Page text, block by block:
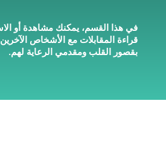
في هذا القسم، يمكنك مشاهدة أو
قراءة المقابلات مع الأشخاص
بقصور القلب ومقدمي الرعاية لهم.